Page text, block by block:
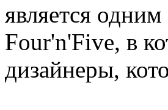
является
Four'n'Five, в
дизайнеры,